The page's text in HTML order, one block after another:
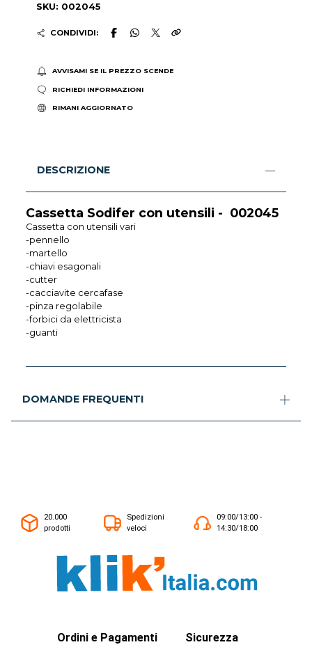
SKU: 002045
CONDIVIDI:
AVVISAMI SE IL PREZZO SCENDE
RICHIEDI INFORMAZIONI
RIMANI AGGIORNATO
DESCRIZIONE
Cassetta Sodifer con utensili - 002045
Cassetta con utensili vari
-pennello
-martello
-chiavi esagonali
-cutter
-cacciavite cercafase
-pinza regolabile
-forbici da elettricista
-guanti
DOMANDE FREQUENTI
20.000
prodotti
Spedizioni
veloci
09:00/13:00 -
14:30/18:00
Ordini e Pagamenti
Sicurezza